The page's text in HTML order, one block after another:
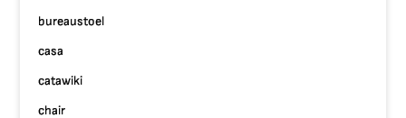
bureaustoel
casa
catawiki
chair